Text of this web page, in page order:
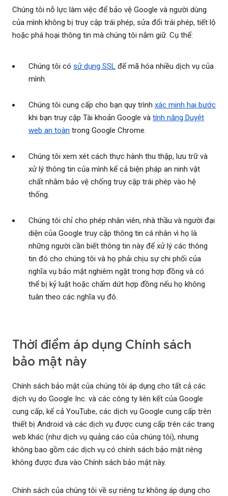
Chúng tôi nỗ lực làm việc để bảo vệ Google và người dùng
của mình không bị truy cập trái phép, sửa đổi trái phép, tiết lộ
hoặc phá hoại thông tin mà chúng tôi nắm giữ. Cụ thể:
Chúng tôi có sử dụng SSL để mã hóa nhiều dịch vụ của
mình.
Chúng tôi cung cấp cho bạn quy trình xác minh hai bước
khi bạn truy cập Tài khoản Google và tính năng Duyệt
web an toàn trong Google Chrome.
Chúng tôi xem xét cách thực hành thu thập, lưu trữ và
xử lý thông tin của mình kể cả biện pháp an ninh vật
chất nhằm bảo vệ chống truy cập trái phép vào hệ
thống.
Chúng tôi chỉ cho phép nhân viên, nhà thầu và người đại
diện của Google truy cập thông tin cá nhân vì họ là
những người cần biết thông tin này để xử lý các thông
tin đó cho chúng tôi và họ phải chịu sự chi phối của
nghĩa vụ bảo mật nghiêm ngặt trong hợp đồng và có
thể bị kỷ luật hoặc chấm dứt hợp đồng nếu họ không
tuân theo các nghĩa vụ đó.
Thời điểm áp dụng Chính sách
bảo mật này
Chính sách bảo mật của chúng tôi áp dụng cho tất cả các
dịch vụ do Google Inc. và các công ty liên kết của Google
cung cấp, kể cả YouTube, các dịch vụ Google cung cấp trên
thiết bị Android và các dịch vụ được cung cấp trên các trang
web khác (như dịch vụ quảng cáo của chúng tôi), nhưng
không bao gồm các dịch vụ có chính sách bảo mật riêng
không được đưa vào Chính sách bảo mật này.
Chính sách của chúng tôi về sự riêng tư không áp dụng cho